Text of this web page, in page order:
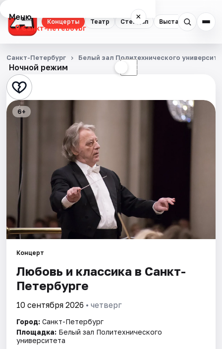
Концерты Театр Стендап Выставки
Меню ×
Санкт-Петербург
Концерты
Театр
Стендап
Экскурсии
Спорт
События
Площадки
Артисты
Ночной режим ☾
Санкт-Петербург Белый зал Политехнического
6+
Концерт
Любовь и классика в Санкт-
Петербурге
10 сентября 2026 • четверг
Город: Санкт-Петербург
Площадка: Белый зал Политехнического
университета